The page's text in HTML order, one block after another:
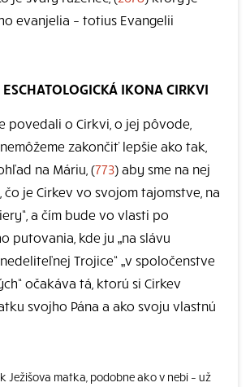
evanjelia – totius Evangelii
IKONA CIRKVI
povedali o Cirkvi, o jej pôvode,
zakončiť lepšie ako tak,
na Máriu, (773) aby sme na nej
je Cirkev vo svojom tajomstve, na
a čím bude vo vlasti po
putovania, kde ju „na slávu
Trojice“ „v spoločenstve
očakáva tá, ktorú si Cirkev
svojho Pána a ako svoju vlastnú
Ježišova matka, podobne ako v nebi – už